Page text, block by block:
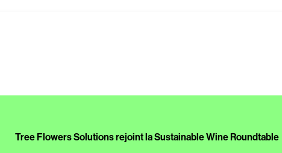
Tree Flowers Solutions rejoint la Sustainable Wine Roundtable